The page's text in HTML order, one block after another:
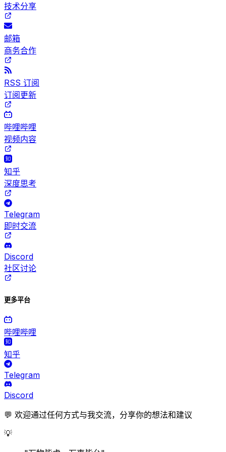
技术分享
邮箱
商务合作
RSS 订阅
订阅更新
哔哩哔哩
视频内容
知乎
深度思考
Telegram
即时交流
Discord
社区讨论
更多平台
哔哩哔哩
知乎
Telegram
Discord
💬 欢迎通过任何方式与我交流，分享你的想法和建议
💡